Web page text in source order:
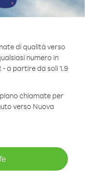
di qualità verso
numero in
a partire da soli 1.9
chiamate per
verso Nuova